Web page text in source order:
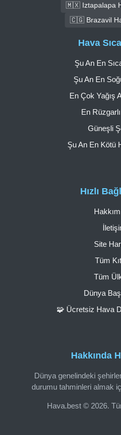
🇲🇽 Iztapalapa
🇨🇬 Brazavil
Hakkında
Dünya genelindeki
durumu tahminleri almak
Hava.best © 2026.
Hızlı
Site
Tüm
Tüm
Dünya
🧩 Ücretsiz Hava
Hava
Şu An En
Şu An En
En Çok Yağış
En
Güneşli
Şu An En Kötü